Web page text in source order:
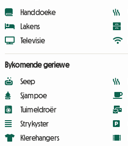
Handdoeke
Lakens
Televisie
Bykomende geriewe
Seep
Sjampoe
Tuimeldroër
Strykyster
Klerehangers